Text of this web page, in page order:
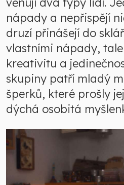
nápady a nepřispějí
druzí přinášejí do
vlastními nápady,
kreativitu a
skupiny patří mladý
šperků, které prošly
dýchá osobitá